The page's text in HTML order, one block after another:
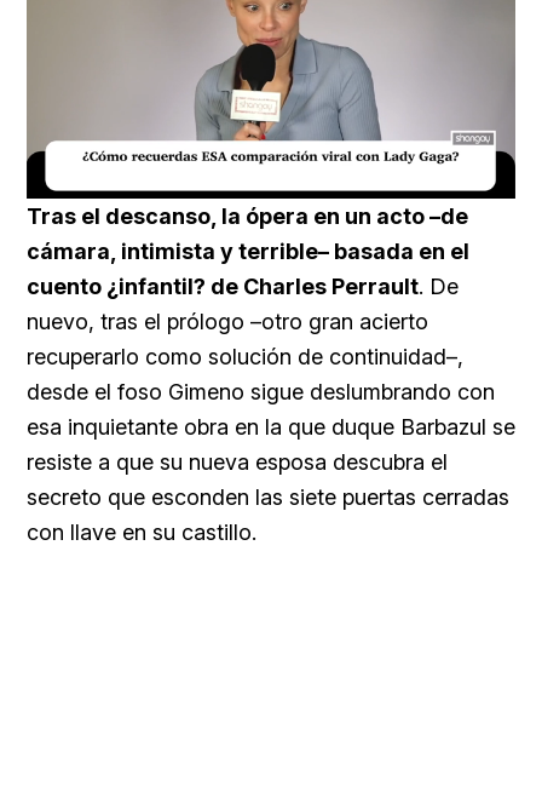
20.76%
Tras el descanso, la ópera en un acto –de
cámara, intimista y terrible– basada en el
cuento ¿infantil? de Charles Perrault. De
nuevo, tras el prólogo –otro gran acierto
recuperarlo como solución de continuidad–,
desde el foso Gimeno sigue deslumbrando con
esa inquietante obra en la que duque Barbazul se
resiste a que su nueva esposa descubra el
secreto que esconden las siete puertas cerradas
con llave en su castillo.